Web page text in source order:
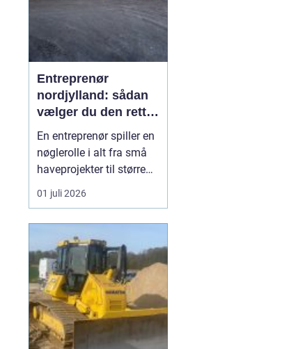
Entreprenør
nordjylland: sådan
vælger du den rette
samarbejdspartner
til dit byggeri
En entreprenør spiller en
nøglerolle i alt fra små
haveprojekter til større
byggerier. I Nordjylland
ser vi mange boligejere
ønsker at få mere ud af
deres grund enten
gennem ny indkørsel,
terrasse, støbearbejde,
nedbrydning elle...
01 juli 2026